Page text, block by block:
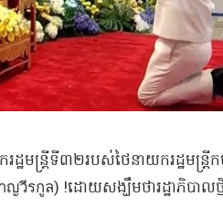
ឋមន្រ្តីទី៣២​របស់ថៃនាយករដ្ឋមន្ត្
รกูล)​ !ដោយសង្ឃឹមថារដ្ឋាភិបាលថ្